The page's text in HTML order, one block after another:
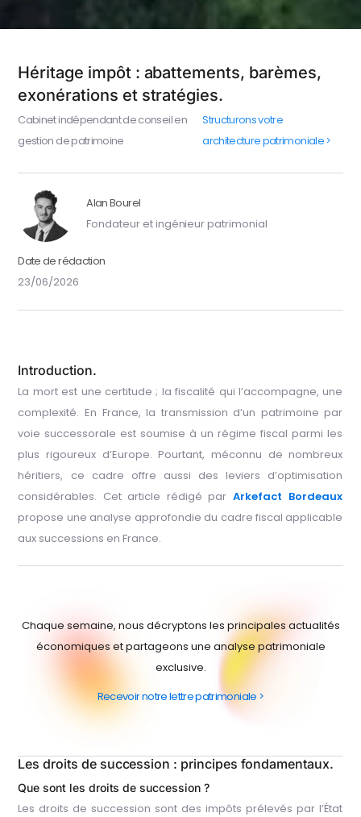
Héritage impôt : abattements, barèmes,
exonérations et stratégies.
Cabinet indépendant de conseil en
gestion de patrimoine
Structurons votre
architecture patrimoniale >
Alan Bourel
Fondateur et ingénieur patrimonial
Date de rédaction
23/06/2026
Introduction.
La mort est une certitude ; la fiscalité qui l’accompagne, une
complexité. En France, la transmission d’un patrimoine par
voie successorale est soumise à un régime fiscal parmi les
plus rigoureux d’Europe. Pourtant, méconnu de nombreux
héritiers, ce cadre offre aussi des leviers d’optimisation
considérables. Cet article rédigé par Arkefact Bordeaux
propose une analyse approfondie du cadre fiscal applicable
aux successions en France.
Chaque semaine, nous décryptons les principales actualités
économiques et partageons une analyse patrimoniale
exclusive.
Recevoir notre lettre patrimoniale >
Les droits de succession : principes fondamentaux.
Que sont les droits de succession ?
Les droits de succession sont des impôts prélevés par l’État